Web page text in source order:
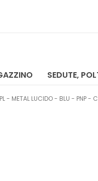
SEDUTE,
- METAL LUCIDO - BLU - PNP -